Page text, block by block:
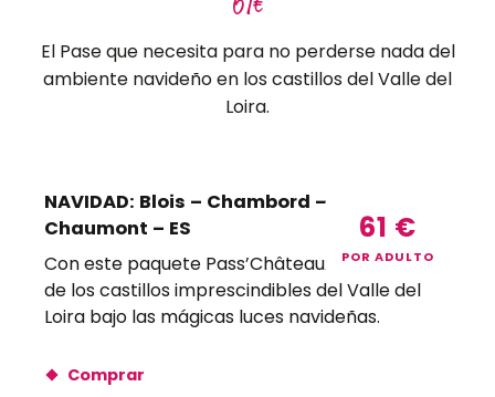
El Pase que necesita para no perderse nada del
ambiente navideño en los castillos del Valle del
Loira.
61 €
POR ADULTO
NAVIDAD: Blois – Chambord – Cheverny –
Chaumont – ES
Con este paquete Pass’Châteaux, visite cuatro
de los castillos imprescindibles del Valle del
Loira bajo las mágicas luces navideñas.
Comprar